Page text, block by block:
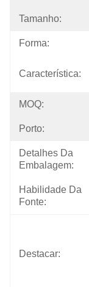
Tamanho:
Forma:
Característica:
MOQ:
Porto:
Detalhes Da
Embalagem:
Habilidade Da
Fonte:
Destacar: